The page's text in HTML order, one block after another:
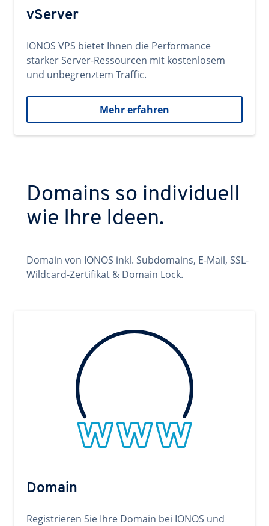
vServer
IONOS VPS bietet Ihnen die Performance
starker Server-Ressourcen mit kostenlosem
und unbegrenztem Traffic.
Mehr erfahren
Domains so individuell
wie Ihre Ideen.
Domain von IONOS inkl. Subdomains, E-Mail, SSL-
Wildcard-Zertifikat & Domain Lock.
Domain
Registrieren Sie Ihre Domain bei IONOS und